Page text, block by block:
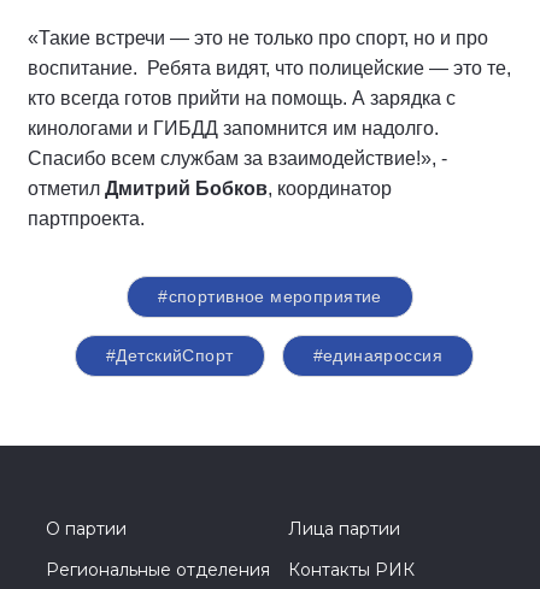
«Такие встречи — это не только про спорт, но и про
воспитание. Ребята видят, что полицейские — это те,
кто всегда готов прийти на помощь. А зарядка с
кинологами и ГИБДД запомнится им надолго.
Спасибо всем службам за взаимодействие!», -
отметил Дмитрий Бобков, координатор
партпроекта.
#спортивное мероприятие
#ДетскийСпорт #единаяроссия
О партии
Лица партии
Региональные отделения
Контакты РИК